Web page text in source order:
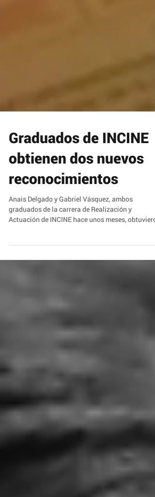
Graduados de INCINE
obtienen dos nuevos
reconocimientos
Anais Delgado y Gabriel Vásquez, ambos
el premio...